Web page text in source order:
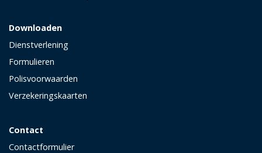
Downloaden
Dienstverlening
Formulieren
Polisvoorwaarden
Verzekeringskaarten
Contact
Contactformulier